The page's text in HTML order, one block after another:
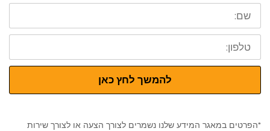
שם:
טלפון:
להמשך לחץ כאן
*הפרטים במאגר המידע שלנו נשמרים לצורך הצעה או לצורך שירות